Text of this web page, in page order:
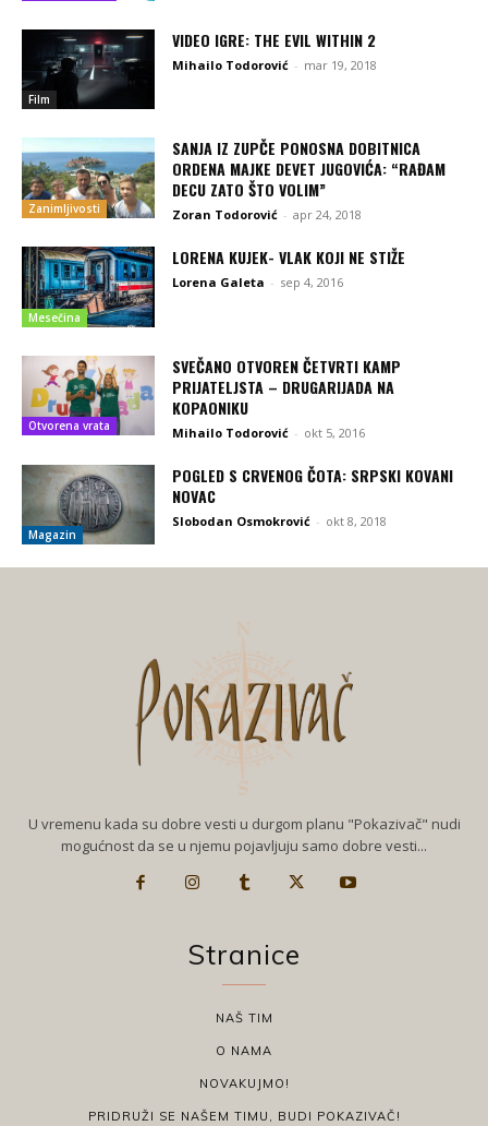
Film
VIDEO IGRE: THE EVIL WITHIN 2
Mihailo Todorović - mar 19, 2018
Zanimljivosti
SANJA IZ ZUPČE PONOSNA DOBITNICA
ORDENA MAJKE DEVET JUGOVIĆA: “RAĐAM
DECU ZATO ŠTO VOLIM”
Zoran Todorović - apr 24, 2018
Mesečina
LORENA KUJEK- VLAK KOJI NE STIŽE
Lorena Galeta - sep 4, 2016
Otvorena vrata
SVEČANO OTVOREN ČETVRTI KAMP
PRIJATELJSTA – DRUGARIJADA NA
KOPAONIKU
Mihailo Todorović - okt 5, 2016
Magazin
POGLED S CRVENOG ČOTA: SRPSKI KOVANI
NOVAC
Slobodan Osmokrović - okt 8, 2018
U vremenu kada su dobre vesti u durgom planu "Pokazivač" nudi
mogućnost da se u njemu pojavljuju samo dobre vesti...
Stranice
NAŠ TIM
O NAMA
NOVAKUJMO!
PRIDRUŽI SE NAŠEM TIMU, BUDI POKAZIVAČ!